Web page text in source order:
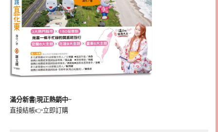
滿分新書|現正熱銷中~
直接結帳👉立即訂購